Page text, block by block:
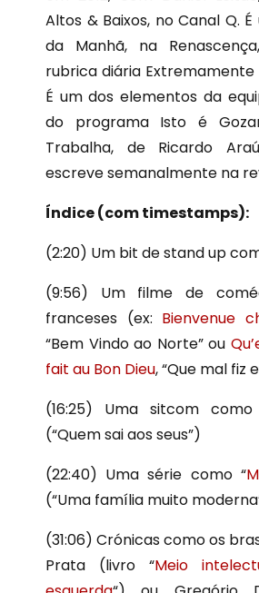
Altos & Baixos, no Canal Q. É
da Manhã, na
rubrica diária Extremamente
É um dos elementos da
do programa Isto é
Trabalha, de Ricardo
escreve semanalmente na
Índice (com timestamps):
(2:20) Um bit de stand up
(9:56) Um filme de
franceses (ex: Bienvenue
“Bem Vindo ao Norte” ou
fait au Bon Dieu, “Que mal fiz
(16:25) Uma sitcom como
(“Quem sai aos seus”)
(22:40) Uma série como “
(“Uma família muito
(31:06) Crónicas como os
Prata (livro “Meio